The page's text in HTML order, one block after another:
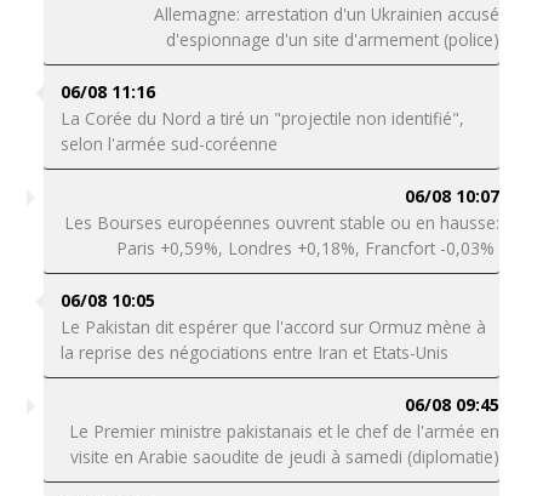
Allemagne: arrestation d'un Ukrainien accusé
d'espionnage d'un site d'armement (police)
06/08 11:16
La Corée du Nord a tiré un "projectile non identifié",
selon l'armée sud-coréenne
06/08 10:07
Les Bourses européennes ouvrent stable ou en hausse:
Paris +0,59%, Londres +0,18%, Francfort -0,03%
06/08 10:05
Le Pakistan dit espérer que l'accord sur Ormuz mène à
la reprise des négociations entre Iran et Etats-Unis
06/08 09:45
Le Premier ministre pakistanais et le chef de l'armée en
visite en Arabie saoudite de jeudi à samedi (diplomatie)